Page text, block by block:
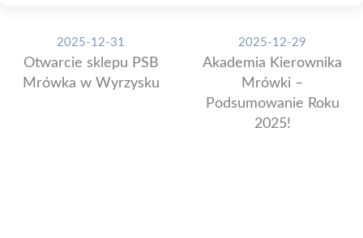
2025-12-31
Otwarcie sklepu PSB
Mrówka w Wyrzysku
2025-12-29
Akademia Kierownika
Mrówki –
Podsumowanie Roku
2025!